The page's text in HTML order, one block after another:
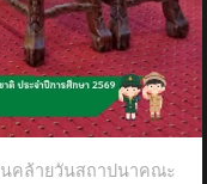
คล้ายวันสถาปนาคณะ